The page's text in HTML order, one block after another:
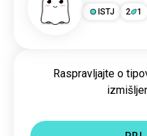
ISTJ 2 1
Raspravljajte o